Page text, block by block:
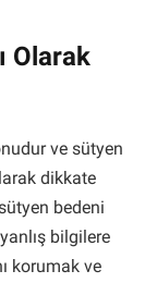
Olarak
ve sütyen
dikkate
bedeni
bilgilere
korumak ve